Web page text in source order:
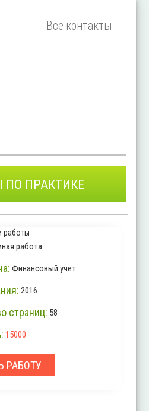
Все контакты
ПО ПРАКТИКЕ
работы
работа
Финансовый учет
2016
страниц: 58
15000
РАБОТУ